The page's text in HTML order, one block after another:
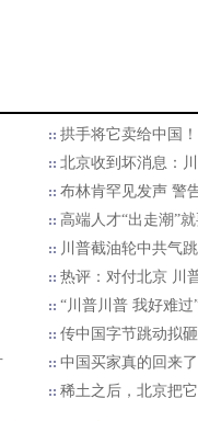
拱手将它卖给中国
北京收到坏消息：
布林肯罕见发声 警
高端人才“出走潮”
川普截油轮中共气
热评：对付北京 川
“川普川普 我好难
传中国字节跳动拟
中国买家真的回来了
稀土之后，北京把